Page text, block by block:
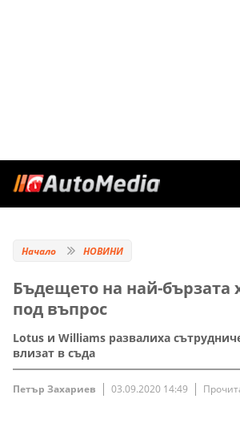
Начало НОВИНИ
Бъдещето на най-бързата
под въпрос
Lotus и Williams развалиха
влизат в съда
Петър Захариев 03.09.2020 14:49